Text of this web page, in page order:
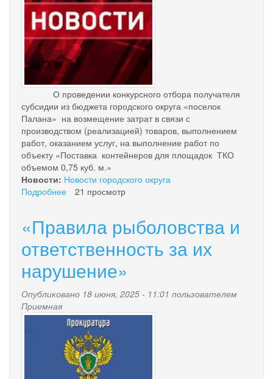
О проведении конкурсного отбора получателя
субсидии из бюджета городского округа «поселок
Палана» на возмещение затрат в связи с
производством (реализацией) товаров, выполнением
работ, оказанием услуг, на выполнение работ по
объекту «Поставка контейнеров для площадок ТКО
объемом 0,75 куб. м.»
Новости: Новости городского округа
Подробнее
конкурсе
субсидии
ТКО
21 просмотр
«Правила рыболовства и
ответственность за их
нарушение»
Опубликовано 18 июня, 2025 - 11:01 пользователем
Приемная
prokuratura_razyasnyaet.jpg